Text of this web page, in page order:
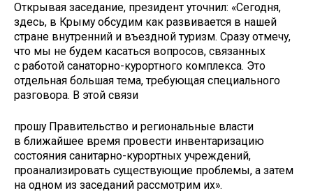
Открывая заседание, президент уточнил: «Сегодня,
здесь, в Крыму обсудим как развивается в нашей
стране внутренний и въездной туризм. Сразу отмечу,
что мы не будем касаться вопросов, связанных
с работой санаторно-курортного комплекса. Это
отдельная большая тема, требующая специального
разговора. В этой связи
прошу Правительство и региональные власти
в ближайшее время провести инвентаризацию
состояния санитарно-курортных учреждений,
проанализировать существующие проблемы, а затем
на одном из заседаний рассмотрим их».